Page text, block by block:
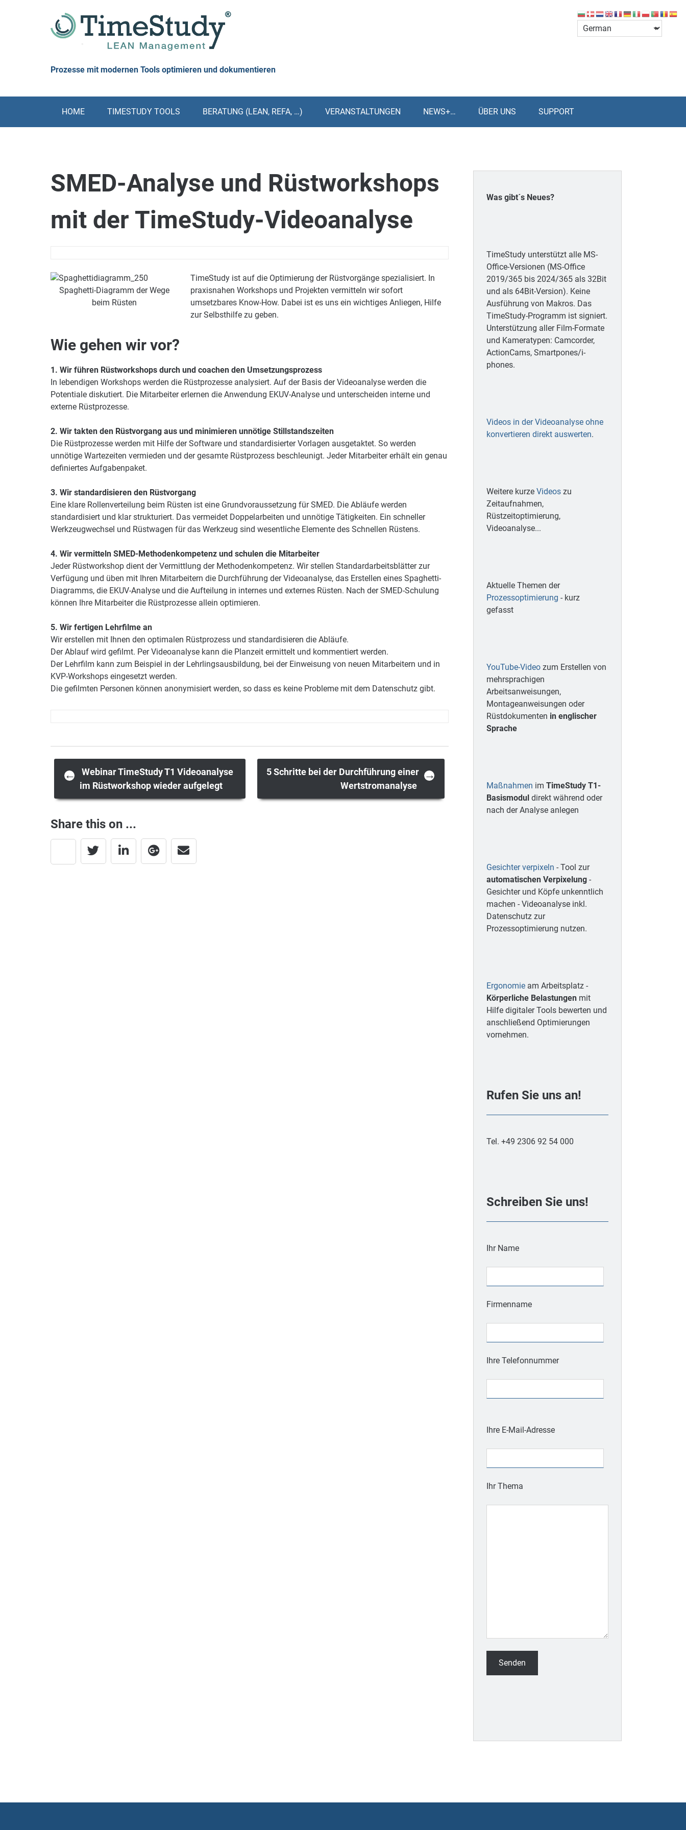
Prozesse mit modernen Tools optimieren und dokumentieren
HOME TIMESTUDY TOOLS BERATUNG (LEAN, REFA, …) VERANSTALTUNGEN NEWS+… ÜBER UNS SUPPORT
SMED-Analyse und Rüstworkshops
mit der TimeStudy-Videoanalyse
Spaghetti-Diagramm der Wege
beim Rüsten
TimeStudy ist auf die Optimierung der Rüstvorgänge spezialisiert. In
praxisnahen Workshops und Projekten vermitteln wir sofort
umsetzbares Know-How. Dabei ist es uns ein wichtiges Anliegen, Hilfe
zur Selbsthilfe zu geben.
Wie gehen wir vor?
1. Wir führen Rüstworkshops durch und coachen den Umsetzungsprozess
In lebendigen Workshops werden die Rüstprozesse analysiert. Auf der Basis der Videoanalyse werden die
Potentiale diskutiert. Die Mitarbeiter erlernen die Anwendung EKUV-Analyse und unterscheiden interne und
externe Rüstprozesse.
2. Wir takten den Rüstvorgang aus und minimieren unnötige Stillstandszeiten
Die Rüstprozesse werden mit Hilfe der Software und standardisierter Vorlagen ausgetaktet. So werden
unnötige Wartezeiten vermieden und der gesamte Rüstprozess beschleunigt. Jeder Mitarbeiter erhält ein genau
definiertes Aufgabenpaket.
3. Wir standardisieren den Rüstvorgang
Eine klare Rollenverteilung beim Rüsten ist eine Grundvoraussetzung für SMED. Die Abläufe werden
standardisiert und klar strukturiert. Das vermeidet Doppelarbeiten und unnötige Tätigkeiten. Ein schneller
Werkzeugwechsel und Rüstwagen für das Werkzeug sind wesentliche Elemente des Schnellen Rüstens.
4. Wir vermitteln SMED-Methodenkompetenz und schulen die Mitarbeiter
Jeder Rüstworkshop dient der Vermittlung der Methodenkompetenz. Wir stellen Standardarbeitsblätter zur
Verfügung und üben mit Ihren Mitarbeitern die Durchführung der Videoanalyse, das Erstellen eines Spaghetti-
Diagramms, die EKUV-Analyse und die Aufteilung in internes und externes Rüsten. Nach der SMED-Schulung
können Ihre Mitarbeiter die Rüstprozesse allein optimieren.
5. Wir fertigen Lehrfilme an
Wir erstellen mit Ihnen den optimalen Rüstprozess und standardisieren die Abläufe.
Der Ablauf wird gefilmt. Per Videoanalyse kann die Planzeit ermittelt und kommentiert werden.
Der Lehrfilm kann zum Beispiel in der Lehrlingsausbildung, bei der Einweisung von neuen Mitarbeitern und in
KVP-Workshops eingesetzt werden.
Die gefilmten Personen können anonymisiert werden, so dass es keine Probleme mit dem Datenschutz gibt.
Post
navigation
←
Webinar TimeStudy T1 Videoanalyse
im Rüstworkshop wieder aufgelegt
5 Schritte bei der Durchführung einer
Wertstromanalyse
→
Share this on ...
Was gibt´s Neues?
TimeStudy unterstützt alle MS-
Office-Versionen (MS-Office
2019/365 bis 2024/365 als 32Bit
und als 64Bit-Version). Keine
Ausführung von Makros. Das
TimeStudy-Programm ist signiert.
Unterstützung aller Film-Formate
und Kameratypen: Camcorder,
ActionCams, Smartpones/i-
phones.
Videos in der Videoanalyse ohne
konvertieren direkt auswerten.
Weitere kurze Videoszu
Zeitaufnahmen,
Rüstzeitoptimierung,
Videoanalyse...
Aktuelle Themen der
Prozessoptimierung - kurz
gefasst
YouTube-Videozum Erstellen von
mehrsprachigen
Arbeitsanweisungen,
Montageanweisungen oder
Rüstdokumenten in englischer
Sprache
Maßnahmen im TimeStudy T1-
Basismoduldirekt während oder
nach der Analyse anlegen
Gesichter verpixeln - Tool zur
automatischen Verpixelung-
Gesichter und Köpfe unkenntlich
machen - Videoanalyse inkl.
Datenschutz zur
Prozessoptimierung nutzen.
Ergonomieam Arbeitsplatz -
Körperliche Belastungenmit
Hilfe digitaler Tools bewerten und
anschließend Optimierungen
vornehmen.
Rufen Sie uns an!
Tel. +49 2306 92 54 000
Schreiben Sie uns!
Ihr Name
Firmenname
Ihre Telefonnummer
lasse
leer.
Ihre E-Mail-Adresse
Ihr Thema